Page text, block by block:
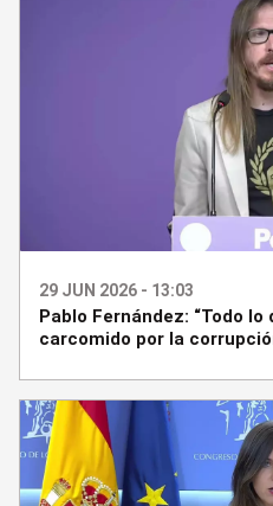
29 JUN 2026 - 13:03
Pablo Fernández: “Todo
carcomido por la